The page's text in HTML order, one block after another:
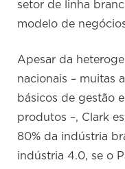
setor de linha
modelo de
Apesar da
nacionais – muitas
básicos de gestão
produtos –, Clark
80% da indústria
indústria 4.0, se o